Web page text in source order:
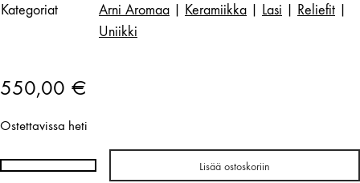
Kategoriat Arni Aromaa Keramiikka Lasi Reliefit
Uniikki
550,00 €
Ostettavissa heti
Arni
Lisää ostoskoriin